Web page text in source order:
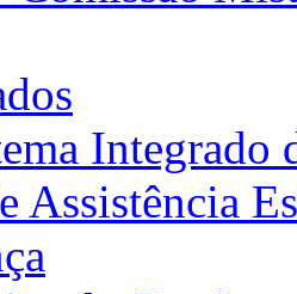
Integrado
Assistência